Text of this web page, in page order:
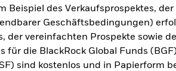
Beispiel des Verkaufsprospektes,
Geschäftsbedingungen)
der vereinfachten Prospekte sowie
für die BlackRock Global Funds
sind kostenlos und in Papierform